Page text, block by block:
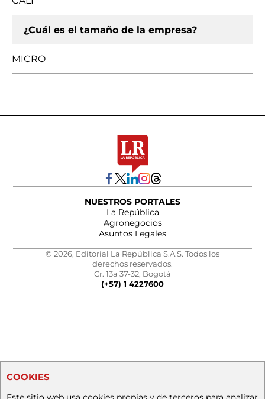
¿Cuál es el tamaño de la empresa?
MICRO
NUESTROS PORTALES
La República
Agronegocios
Asuntos Legales
© 2026, Editorial La República S.A.S. Todos los
derechos reservados.
Cr. 13a 37-32, Bogotá
(+57) 1 4227600
COOKIES